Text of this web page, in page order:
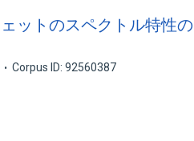
ットのスペクトル特性の
Corpus ID: 92560387